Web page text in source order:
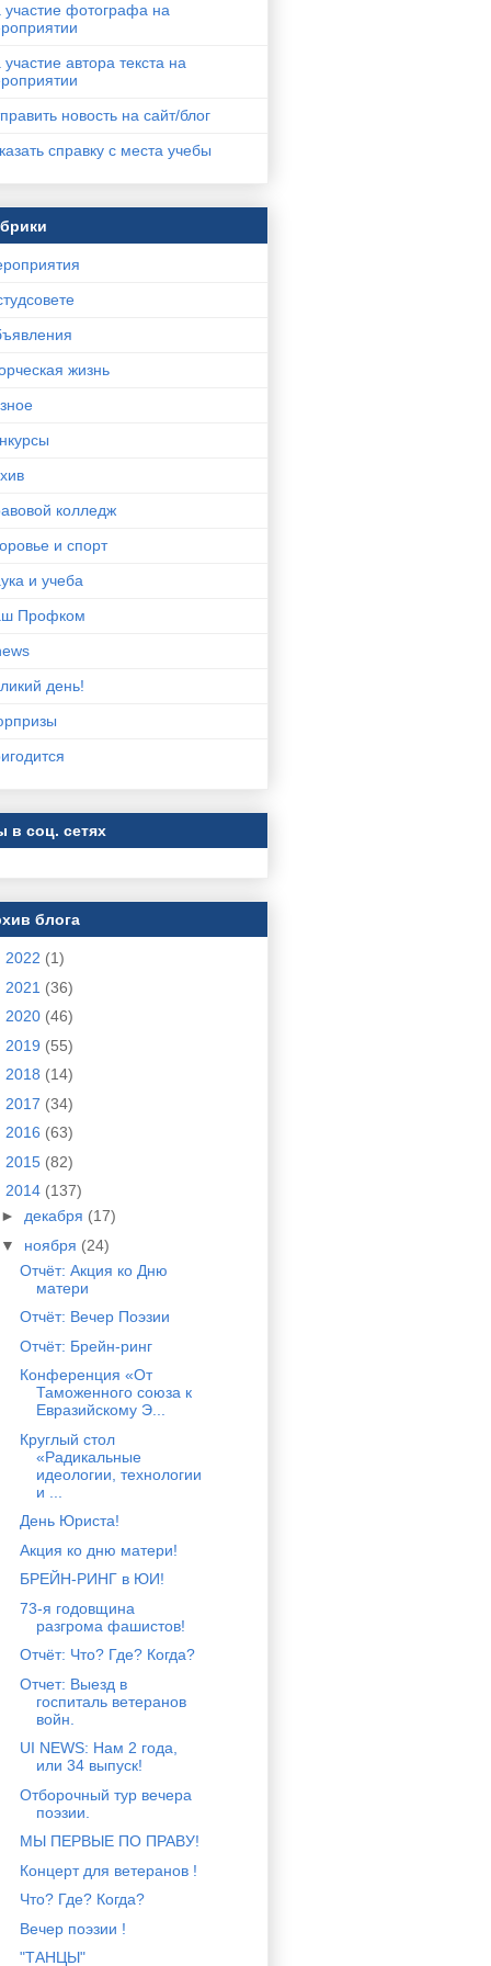
участие фотографа на
автора текста на
новость на сайт/блог
справку с места учебы
жизнь
колледж
и спорт
и учеба
Профком
день!
в соц. сетях
блога
2022 (1)
2021 (36)
2020 (46)
2019 (55)
2018 (14)
2017 (34)
2016 (63)
2015 (82)
2014 (137)
► декабря (17)
▼ ноября (24)
Отчёт: Акция ко Дню
матери
Отчёт: Вечер Поэзии
Отчёт: Брейн-ринг
Конференция «От
Таможенного союза к
Евразийскому Э...
Круглый стол
«Радикальные
идеологии, технологии
и ...
День Юриста!
Акция ко дню матери!
БРЕЙН-РИНГ в ЮИ!
73-я годовщина
разгрома фашистов!
Отчёт: Что? Где? Когда?
Отчет: Выезд в
госпиталь ветеранов
войн.
UI NEWS: Нам 2 года,
или 34 выпуск!
Отборочный тур вечера
поэзии.
МЫ ПЕРВЫЕ ПО ПРАВУ!
Концерт для ветеранов !
Что? Где? Когда?
Вечер поэзии !
"ТАНЦЫ"